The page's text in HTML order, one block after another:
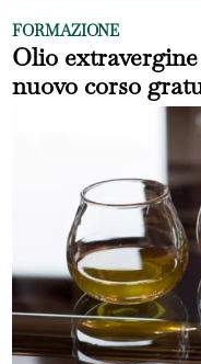
FORMAZIONE
Olio
nuovo corso